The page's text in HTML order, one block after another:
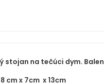
stojan na tečúci dym.
cm x 7cm x 13cm